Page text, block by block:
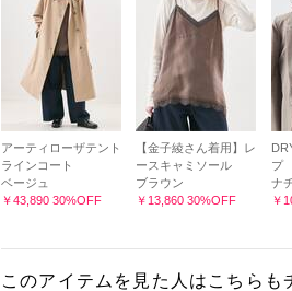
アーティローザテント
ラインコート
ベージュ
￥43,890 30%OFF
【金子綾さん着用】レ
ースキャミソール
ブラウン
￥13,860 30%OFF
プ
ナ
￥
このアイテムを見た人はこちらも